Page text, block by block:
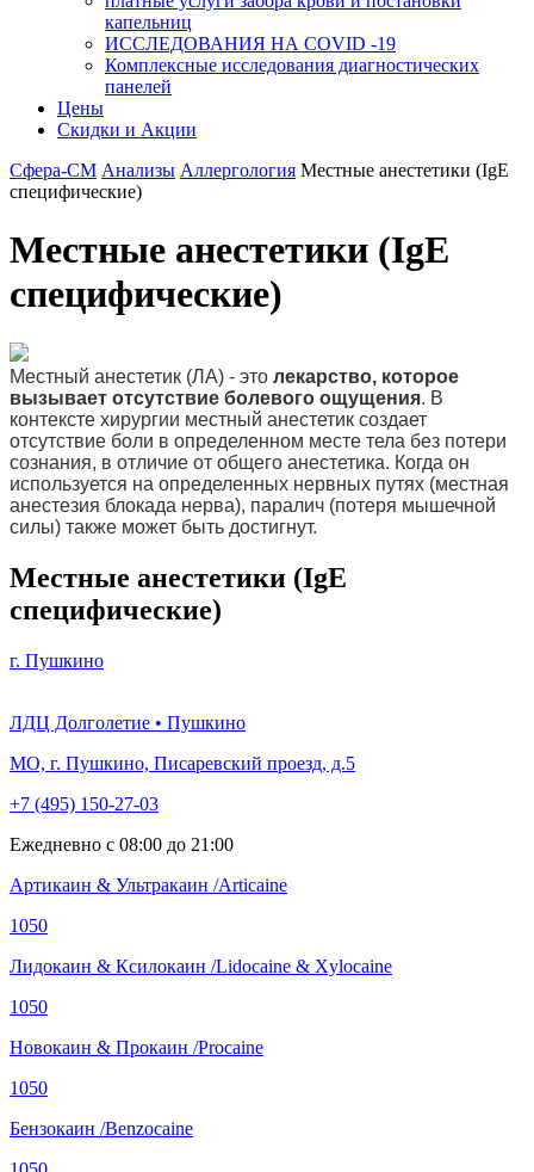
капельниц
ИССЛЕДОВАНИЯ НА COVID -19
Комплексные исследования диагностических
панелей
Цены
Скидки и Акции
Сфера-СМ Анализы Аллергология Местные анестетики (IgE
специфические)
Местные анестетики (IgE
специфические)
Местный анестетик (ЛА) - это лекарство, которое
вызывает отсутствие болевого ощущения. В
контексте хирургии местный анестетик создает
отсутствие боли в определенном месте тела без потери
сознания, в отличие от общего анестетика. Когда он
используется на определенных нервных путях (местная
анестезия блокада нерва), паралич (потеря мышечной
силы) также может быть достигнут.
Местные анестетики (IgE
специфические)
г. Пушкино
ЛДЦ Долголетие • Пушкино
МО, г. Пушкино, Писаревский проезд, д.5
+7 (495) 150-27-03
Ежедневно с 08:00 до 21:00
Артикаин & Ультракаин /Articaine
1050
Лидокаин & Ксилокаин /Lidocaine & Xylocaine
1050
Новокаин & Прокаин /Procaine
1050
Бензокаин /Benzocaine